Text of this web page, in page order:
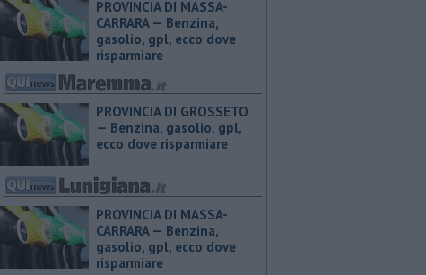
PROVINCIA DI MASSA-
CARRARA — ​Benzina,
gasolio, gpl, ecco dove
risparmiare
PROVINCIA DI GROSSETO
— ​Benzina, gasolio, gpl,
ecco dove risparmiare
PROVINCIA DI MASSA-
CARRARA — ​Benzina,
gasolio, gpl, ecco dove
risparmiare